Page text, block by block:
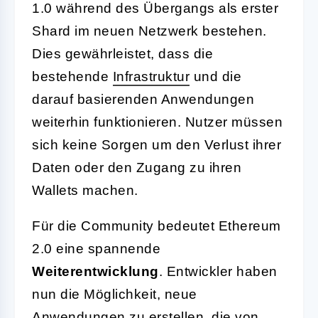
1.0 während des Übergangs als erster
Shard im neuen Netzwerk bestehen.
Dies gewährleistet, dass die
bestehende Infrastruktur und die
darauf basierenden Anwendungen
weiterhin funktionieren. Nutzer müssen
sich keine Sorgen um den Verlust ihrer
Daten oder den Zugang zu ihren
Wallets machen.
Für die Community bedeutet Ethereum
2.0 eine spannende
Weiterentwicklung. Entwickler haben
nun die Möglichkeit, neue